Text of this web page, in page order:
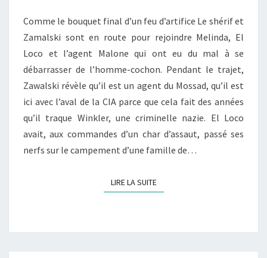
T.03
:
« OVERKILL »
Comme le bouquet final d’un feu d’artifice Le shérif et
Zamalski sont en route pour rejoindre Melinda, El
Loco et l’agent Malone qui ont eu du mal à se
débarrasser de l’homme-cochon. Pendant le trajet,
Zawalski révèle qu’il est un agent du Mossad, qu’il est
ici avec l’aval de la CIA parce que cela fait des années
qu’il traque Winkler, une criminelle nazie. El Loco
avait, aux commandes d’un char d’assaut, passé ses
nerfs sur le campement d’une famille de…
LIRE LA SUITELIRE LA SUITE